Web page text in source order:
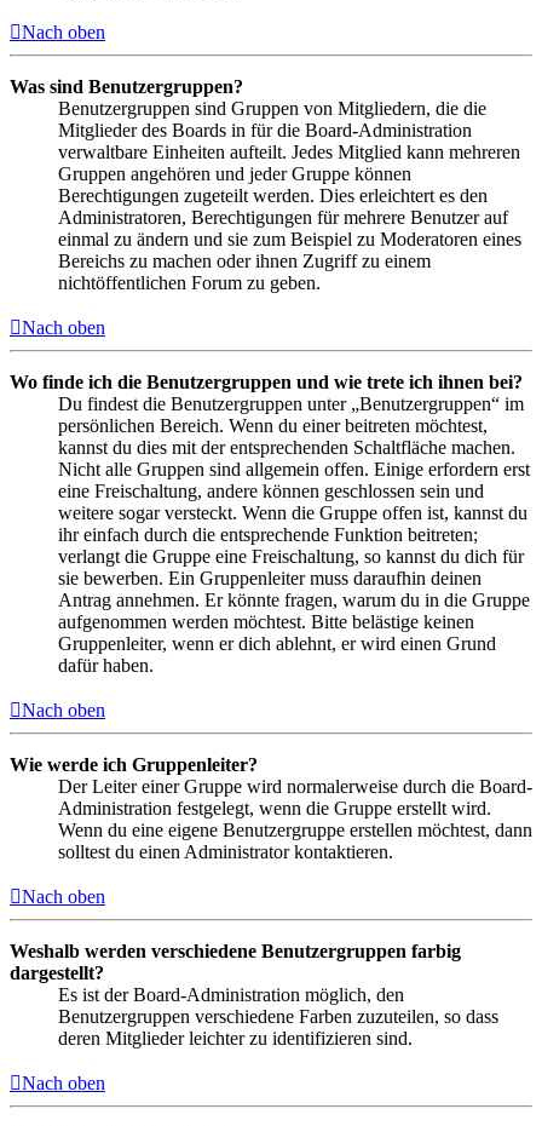
Nach oben
Was sind Benutzergruppen?
Benutzergruppen sind Gruppen von Mitgliedern, die die
Mitglieder des Boards in für die Board-Administration
verwaltbare Einheiten aufteilt. Jedes Mitglied kann mehreren
Gruppen angehören und jeder Gruppe können
Berechtigungen zugeteilt werden. Dies erleichtert es den
Administratoren, Berechtigungen für mehrere Benutzer auf
einmal zu ändern und sie zum Beispiel zu Moderatoren eines
Bereichs zu machen oder ihnen Zugriff zu einem
nichtöffentlichen Forum zu geben.
Nach oben
Wo finde ich die Benutzergruppen und wie trete ich ihnen bei?
Du findest die Benutzergruppen unter „Benutzergruppen“ im
persönlichen Bereich. Wenn du einer beitreten möchtest,
kannst du dies mit der entsprechenden Schaltfläche machen.
Nicht alle Gruppen sind allgemein offen. Einige erfordern erst
eine Freischaltung, andere können geschlossen sein und
weitere sogar versteckt. Wenn die Gruppe offen ist, kannst du
ihr einfach durch die entsprechende Funktion beitreten;
verlangt die Gruppe eine Freischaltung, so kannst du dich für
sie bewerben. Ein Gruppenleiter muss daraufhin deinen
Antrag annehmen. Er könnte fragen, warum du in die Gruppe
aufgenommen werden möchtest. Bitte belästige keinen
Gruppenleiter, wenn er dich ablehnt, er wird einen Grund
dafür haben.
Nach oben
Wie werde ich Gruppenleiter?
Der Leiter einer Gruppe wird normalerweise durch die Board-
Administration festgelegt, wenn die Gruppe erstellt wird.
Wenn du eine eigene Benutzergruppe erstellen möchtest, dann
solltest du einen Administrator kontaktieren.
Nach oben
Weshalb werden verschiedene Benutzergruppen farbig
dargestellt?
Es ist der Board-Administration möglich, den
Benutzergruppen verschiedene Farben zuzuteilen, so dass
deren Mitglieder leichter zu identifizieren sind.
Nach oben